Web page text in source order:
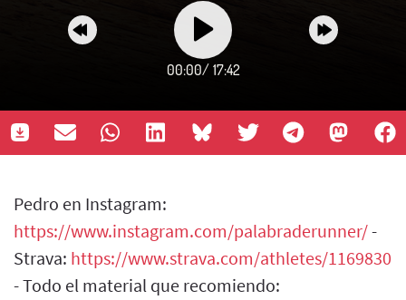
00:00/ 17:42
Pedro en Instagram:
https://www.instagram.com/palabraderunner/-
Strava: https://www.strava.com/athletes/1169830
- Todo el material que recomiendo: